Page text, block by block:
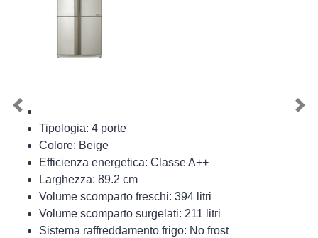
Tipologia: 4 porte
Colore: Beige
Efficienza energetica: Classe A++
Larghezza: 89.2 cm
Volume scomparto freschi: 394 litri
Volume scomparto surgelati: 211 litri
Sistema raffreddamento frigo: No frost
Previous